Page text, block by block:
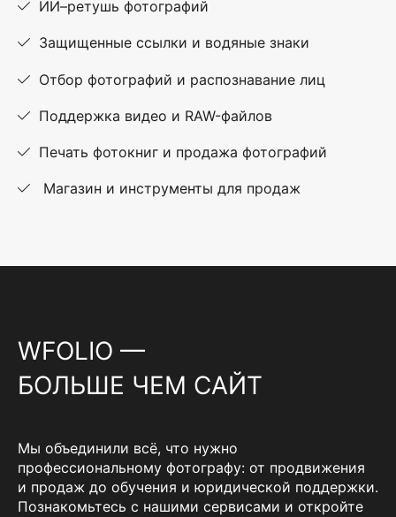
ИИ–ретушь фотографий
Защищенные ссылки и водяные знаки
Отбор фотографий и распознавание лиц
Поддержка видео и RAW-файлов
Печать фотокниг и продажа фотографий
Магазин и инструменты для продаж
WFOLIO —
БОЛЬШЕ ЧЕМ САЙТ
Мы объединили всё, что нужно
профессиональному фотографу: от продвижения
и продаж до обучения и юридической поддержки.
Познакомьтесь с нашими сервисами и откройте